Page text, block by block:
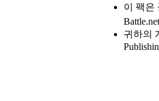
이 팩은
Battle.net
귀하의